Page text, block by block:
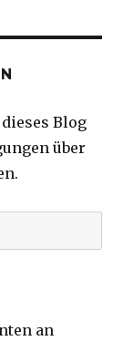
Blog
über
an